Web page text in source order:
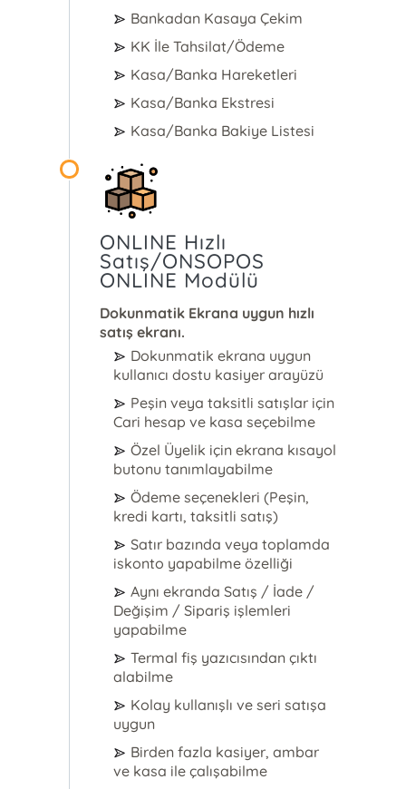
Bankadan Kasaya Çekim
KK İle Tahsilat/Ödeme
Kasa/Banka Hareketleri
Kasa/Banka Ekstresi
Kasa/Banka Bakiye Listesi
ONLINE Hızlı
Satış/ONSOPOS
ONLINE Modülü
Dokunmatik Ekrana uygun hızlı
satış ekranı.
Dokunmatik ekrana uygun
kullanıcı dostu kasiyer arayüzü
Peşin veya taksitli satışlar için
Cari hesap ve kasa seçebilme
Özel Üyelik için ekrana kısayol
butonu tanımlayabilme
Ödeme seçenekleri (Peşin,
kredi kartı, taksitli satış)
Satır bazında veya toplamda
iskonto yapabilme özelliği
Aynı ekranda Satış / İade /
Değişim / Sipariş işlemleri
yapabilme
Termal fiş yazıcısından çıktı
alabilme
Kolay kullanışlı ve seri satışa
uygun
Birden fazla kasiyer, ambar
ve kasa ile çalışabilme